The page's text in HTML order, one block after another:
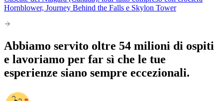
Hornblower, Journey Behind the Falls e Skylon Tower
Abbiamo servito oltre 54 milioni di ospiti
e lavoriamo per far sì che le tue
esperienze siano sempre eccezionali.